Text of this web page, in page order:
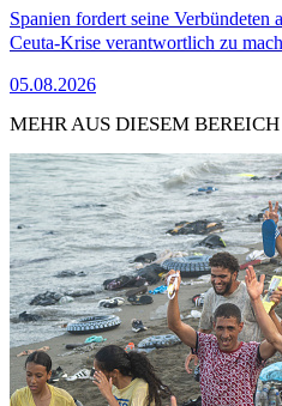
Spanien fordert seine
Ceuta-Krise verantwortlich zu
05.08.2026
MEHR AUS DIESEM BEREICH